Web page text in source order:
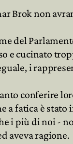
Brok non
del
e cucinato
i
conferire
a fatica è
i più di noi -
aveva ragione.